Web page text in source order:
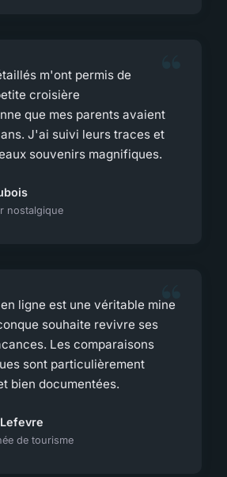
m'ont permis de
croisière
que mes parents avaient
J'ai suivi leurs traces et
souvenirs magnifiques.
nostalgique
ligne est une véritable mine
souhaite revivre ses
Les comparaisons
sont particulièrement
bien documentées.
de tourisme